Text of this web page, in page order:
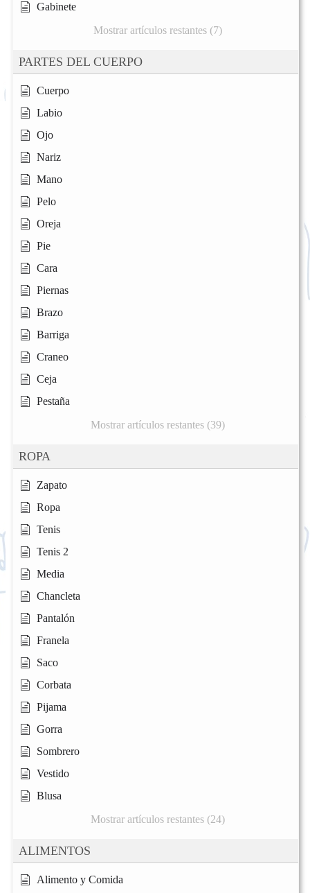
Gabinete
Mostrar artículos restantes (7)
PARTES DEL CUERPO
Cuerpo
Labio
Ojo
Nariz
Mano
Pelo
Oreja
Pie
Cara
Piernas
Brazo
Barriga
Craneo
Ceja
Pestaña
Mostrar artículos restantes (39)
ROPA
Zapato
Ropa
Tenis
Tenis 2
Media
Chancleta
Pantalón
Franela
Saco
Corbata
Pijama
Gorra
Sombrero
Vestido
Blusa
Mostrar artículos restantes (24)
ALIMENTOS
Alimento y Comida